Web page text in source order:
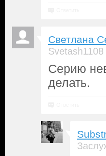
Светлана
Svetash1108
Серию
делать.